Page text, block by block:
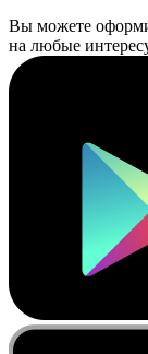
Вы можете
на любые